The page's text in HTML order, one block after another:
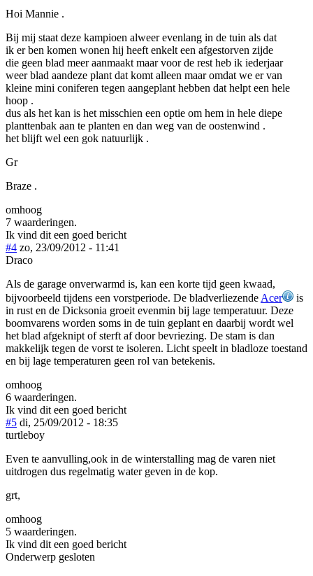
Hoi Mannie .
Bij mij staat deze kampioen alweer evenlang in de tuin als dat
ik er ben komen wonen hij heeft enkelt een afgestorven zijde
die geen blad meer aanmaakt maar voor de rest heb ik iederjaar
weer blad aandeze plant dat komt alleen maar omdat we er van
kleine mini coniferen tegen aangeplant hebben dat helpt een hele
hoop .
dus als het kan is het misschien een optie om hem in hele diepe
planttenbak aan te planten en dan weg van de oostenwind .
het blijft wel een gok natuurlijk .
Gr
Braze .
omhoog
7 waarderingen.
Ik vind dit een goed bericht
#4 zo, 23/09/2012 - 11:41
Draco
Als de garage onverwarmd is, kan een korte tijd geen kwaad,
bijvoorbeeld tijdens een vorstperiode. De bladverliezende Acer
is
in rust en de Dicksonia groeit evenmin bij lage temperatuur. Deze
boomvarens worden soms in de tuin geplant en daarbij wordt wel
het blad afgeknipt of sterft af door bevriezing. De stam is dan
makkelijk tegen de vorst te isoleren. Licht speelt in bladloze toestand
en bij lage temperaturen geen rol van betekenis.
omhoog
6 waarderingen.
Ik vind dit een goed bericht
#5 di, 25/09/2012 - 18:35
turtleboy
Even te aanvulling,ook in de winterstalling mag de varen niet
uitdrogen dus regelmatig water geven in de kop.
grt,
omhoog
5 waarderingen.
Ik vind dit een goed bericht
Onderwerp gesloten